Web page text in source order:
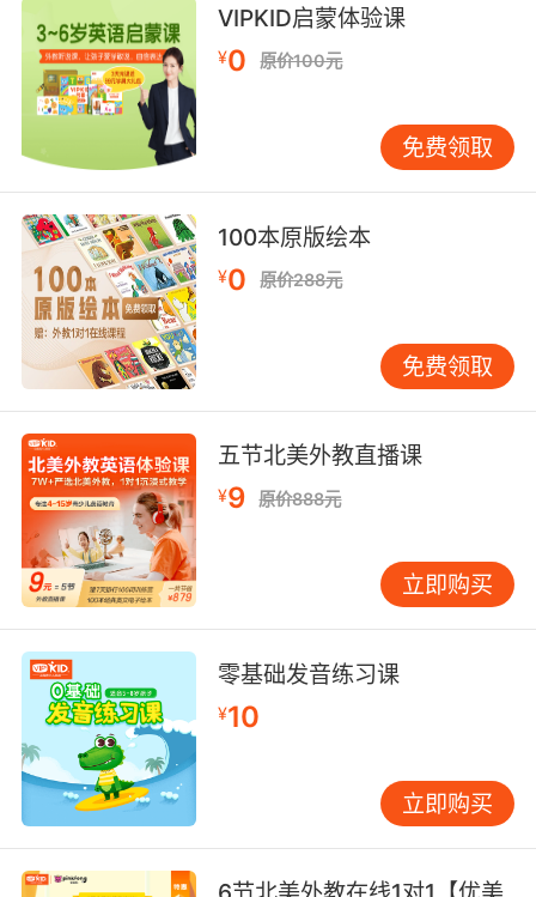
发生的大背景，大状态，比如说我们平时说话的
时候都会用到状语：我快乐的学习，其实这句话
“快乐的”其实是快乐地，这就是状态。我们就理
解成在快乐的状态下，我学习这不就是一个大背
景吗？再比如说今天我学习今天就是一个大的背
景，在今天的状态下我学习。我还可以说我在学
学校这样一个大的背景下，我学习。那么到现在
状语大家应该明白了，但凡是交代一个句子主干
外面所包括的一个状态，这就是状语。整体说来
定状都是修饰性的，它可以去掉， 去掉以后不影
响句子的主干。
最后一个补语有点麻烦。补语叫主干的补充，请
大家听清楚。主干的补充，它是句子的主干，它
是必不可少的。换句话说我们可以理解为主谓宾
之外还必须加的不能去掉的东西，这就是补语
了。比如说我请你帮我一个忙，这个帮我一个忙
就是去不掉的，我必须得说我请你帮我一个忙，
如果去掉了变成了我请你，大家看这句话，我请
你有点奇怪，主谓宾都有，但就是平时不这么说
话。再比如说我认为你很诚实，很诚实，这个形
容词就一定要有。我不能说我认为你，这就是半
句话，我认为你什么呢，很诚实，必须得说出
来， 这就叫补语。
中文也好，英文也好，主谓宾定状补，这六个成
什么？因为接下来英语所有的语法都在我六个格
VIPKID启蒙体验课
¥0 原价100元
免费领取
100本原版绘本
¥0 原价288元
免费领取
五节北美外教直播课
¥9 原价888元
立即购买
零基础发音练习课
¥10
立即购买